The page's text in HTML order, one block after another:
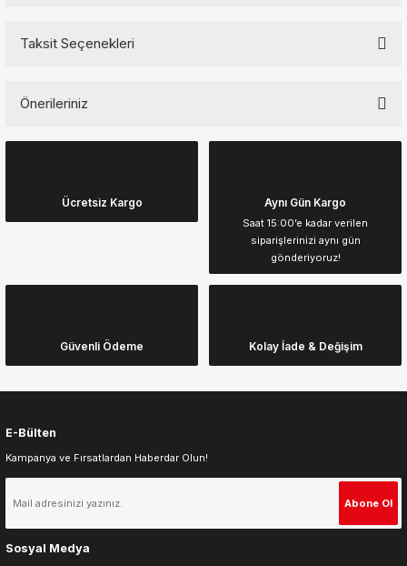
Taksit Seçenekleri
Önerileriniz
Görüş ve önerileriniz için teşekkür ederiz.
Ürün resmi kalitesiz, bozuk veya görüntülenemiyor.
Ürün açıklamasında eksik bilgiler bulunuyor.
Gönder
Ücretsiz Kargo Aynı Gün Kargo
Saat 15:00’e kadar verilen
siparişlerinizi aynı gün
gönderiyoruz!
Güvenli Ödeme Kolay İade & Değişim
E-Bülten
Kampanya ve Fırsatlardan Haberdar Olun!
Abone Ol
Sosyal Medya